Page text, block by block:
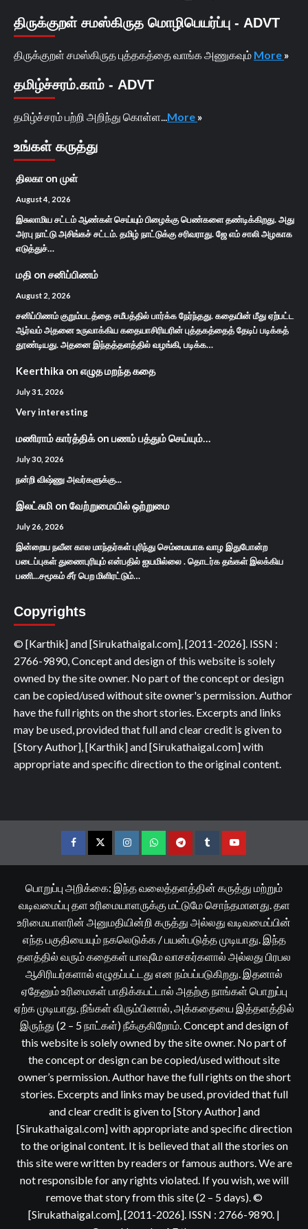
திருக்குறள் சமஸ்கிருத மொழிபெயர்ப்பு - ADVT
திருக்குறள் சமஸ்கிருத புத்தகத்தை வாங்க அணுகவும் More »
தமிழ்ச்சரம்.காம் - ADVT
தமிழ்ச்சரம் பற்றி அறிந்து கொள்ள... More »
உங்கள் கருத்து
திலகா on முள்
August 4, 2026
இசுலாமிய சட்டம் ஆண்கள் செய்யும் பிழைக்கு பெண்களை தண்டிக்கிறது. அது
அரபு நாட்டு அசிங்கச் சட்டம். தமிழ் நாட்டுக்கு சரிவராது. ஜே எம் சாலி அழகாக
எடுத்துச்…
மதி on சனிப்பிணம்
August 2, 2026
சனிப்பிணம் குறும்படத்தை சமீபத்தில் பார்க்க நேர்ந்தது. கதையின் மீது ஏற்பட்ட
ஆர்வம் அதனை உருவாக்கிய கதையாசிரியரின் புத்தகத்தைத் தேடிப் படிக்கத்
தூண்டியது. அதனை இந்தத்தளத்தில் வழங்கி, படிக்க…
Keerthika on எழுத மறந்த கதை
July 31, 2026
Very interesting
மணிராம் கார்த்திக்on பணம் பத்தும் செய்யும்…
July 30, 2026
நன்றி விஷ்ணு அவர்களுக்கு...
இலட்சுமி on வேற்றுமையில் ஒற்றுமை
July 26, 2026
இன்றைய நவீன கால மாந்தர்கள் புரிந்து செம்மையாக வாழ இதுபோன்ற
படைப்புகள் துணைபுரியும் என்பதில் ஐயமில்லை . தொடர்க தங்கள் இலக்கிய
பணி...சமூகம் சீர் பெற மிளிரட்டும்…
Copyrights
© [Karthik] and [Sirukathaigal.com], [2011-2026]. ISSN :
2766-9890, Concept and design of this website is solely
owned by the site owner. No part of the concept or design
can be copied/used without site owner's permission. Author
have the full rights on the short stories. Excerpts and links
may be used, provided that full and clear credit is given to
[Story Author], [Karthik] and [Sirukathaigal.com] with
appropriate and specific direction to the original content.
FacebookTwitterInstagramWhatsappTelegramTumblrYouTube
பொறுப்பு அறிக்கை: இந்த வலைத்தளத்தின் கருத்து மற்றும்
வடிவமைப்பு தள உரிமையாளருக்கு மட்டுமே சொந்தமானது. தள
உரிமையாளரின் அனுமதியின்றி கருத்து அல்லது வடிவமைப்பின்
எந்த பகுதியையும் நகலெடுக்க / பயன்படுத்த முடியாது. இந்த
தளத்தில் வரும் கதைகள் யாவுமே வாசகர்களால் அல்லது பிரபல
ஆசிரியர்களால் எழுதப்பட்டது என நம்பப்படுகிறது. இதனால்
ஏதேனும் உரிமைகள் பாதிக்கபட்டால் அதற்கு நாங்கள் பொறுப்பு
ஏற்க முடியாது. நீங்கள் விரும்பினால், அக்கதையை இத்தளத்தில்
இருந்து (2 – 5 நாட்கள்) நீக்குகிறோம். Concept and design of
this website is solely owned by the site owner. No part of
the concept or design can be copied/used without site
owner’s permission. Author have the full rights on the short
stories. Excerpts and links may be used, provided that full
and clear credit is given to [Story Author] and
[Sirukathaigal.com] with appropriate and specific direction
to the original content. It is believed that all the stories on
this site were written by readers or famous authors. We are
not responsible for any rights violated. If you wish, we will
remove that story from this site (2 – 5 days). ©
[Sirukathaigal.com], [2011-2026]. ISSN : 2766-9890. |